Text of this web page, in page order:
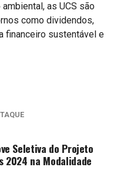
as UCS são
como dividendos,
financeiro sustentável e
Seletiva do Projeto
2024 na Modalidade